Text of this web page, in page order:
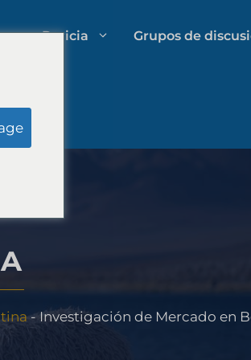
Pericia Grupos de
-Investigación de Mercado en